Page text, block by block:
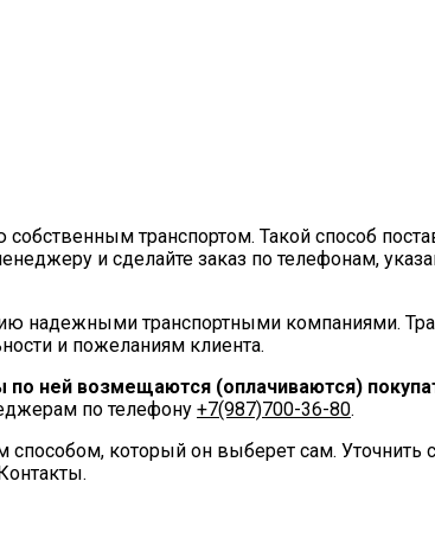
транспортом. Такой способ
и сделайте заказ по телефонам,
надежными транспортными компаниями.
и пожеланиям клиента.
по ней возмещаются (оплачиваются)
по телефону +7(987)700-36-80.
который он выберет сам.